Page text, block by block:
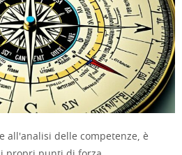
all'analisi delle competenze, è